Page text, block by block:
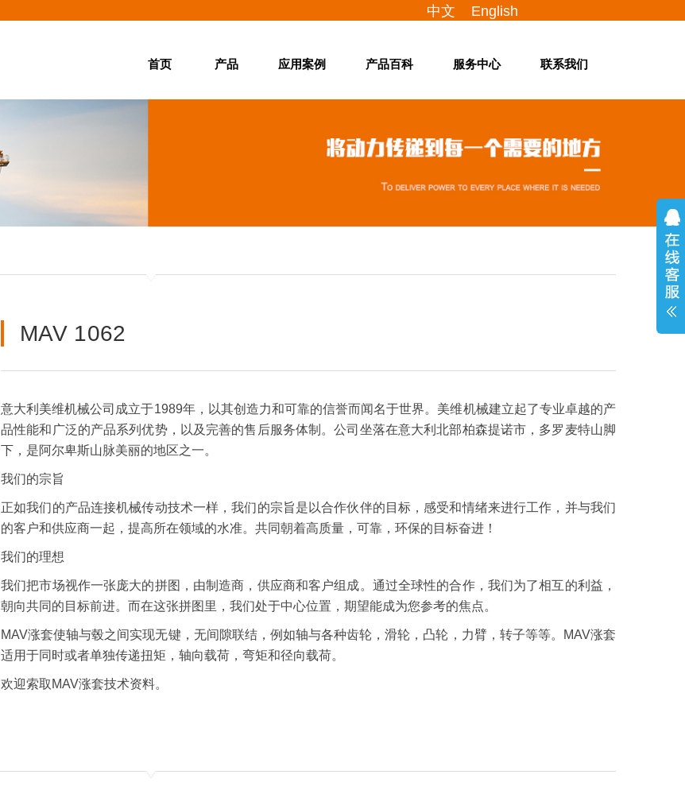
中文 English
首页 产品 应用案例 产品百科 服务中心 联系我们
产品百科
MAV 1062
意大利美维机械公司成立于1989年，以其创造力和可靠的信誉而闻名于世界。美维机械建立起了专业卓越的产
品性能和广泛的产品系列优势，以及完善的售后服务体制。公司坐落在意大利北部柏森提诺市，多罗麦特山脚
下，是阿尔卑斯山脉美丽的地区之一。
我们的宗旨
正如我们的产品连接机械传动技术一样，我们的宗旨是以合作伙伴的目标，感受和情绪来进行工作，并与我们
的客户和供应商一起，提高所在领域的水准。共同朝着高质量，可靠，环保的目标奋进！
我们的理想
我们把市场视作一张庞大的拼图，由制造商，供应商和客户组成。通过全球性的合作，我们为了相互的利益，
朝向共同的目标前进。而在这张拼图里，我们处于中心位置，期望能成为您参考的焦点。
MAV涨套使轴与毂之间实现无键，无间隙联结，例如轴与各种齿轮，滑轮，凸轮，力臂，转子等等。MAV涨套
适用于同时或者单独传递扭矩，轴向载荷，弯矩和径向载荷。
欢迎索取MAV涨套技术资料。